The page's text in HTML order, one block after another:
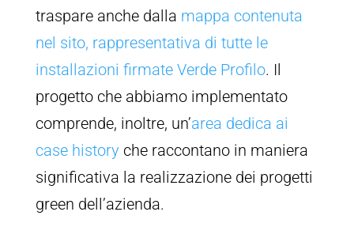
traspare anche dalla mappa contenuta
nel sito, rappresentativa di tutte le
installazioni firmate Verde Profilo. Il
progetto che abbiamo implementato
comprende, inoltre, un’area dedica ai
case history che raccontano in maniera
significativa la realizzazione dei progetti
green dell’azienda.